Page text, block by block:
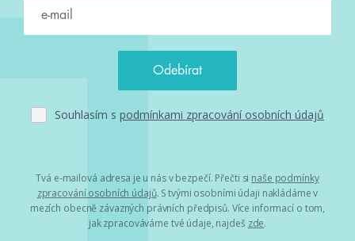
Souhlasím s podmínkami zpracování osobních údajů
Tvá e-mailová adresa je u nás v bezpečí. Přečti si naše podmínky
zpracování osobních údajů. S tvými osobními údaji nakládáme v
mezích obecně závazných právních předpisů. Více informací o tom,
jak zpracováváme tvé údaje, najdeš zde.